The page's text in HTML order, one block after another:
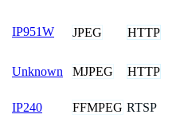
IP951W JPEG HTTP
Unknown MJPEG HTTP
IP240 FFMPEG RTSP